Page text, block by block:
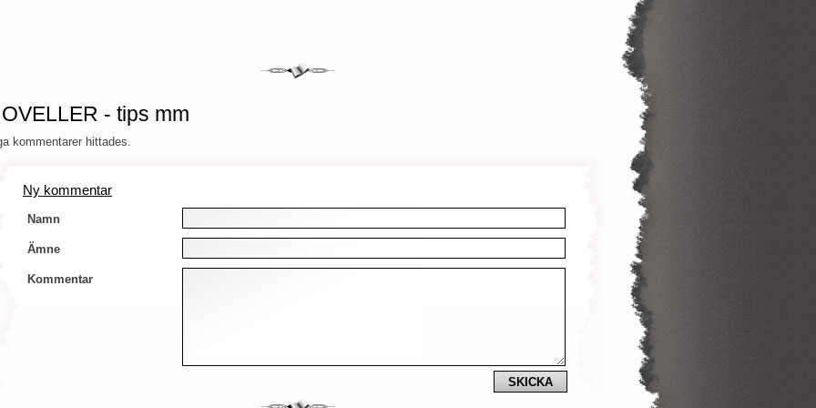
- tips mm
kommentarer hittades.
Ny kommentar
Namn
Ämne
Kommentar